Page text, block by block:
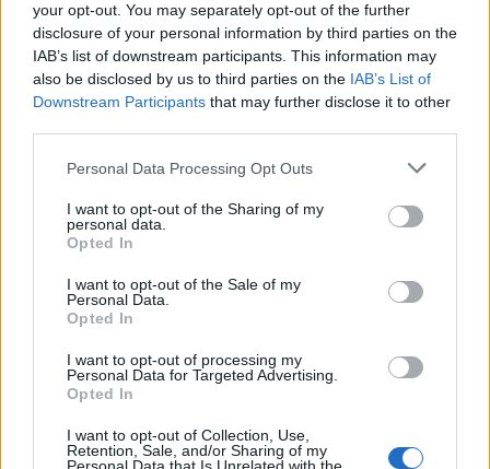
your opt-out. You may separately opt-out of the further
disclosure of your personal information by third parties on the
IAB’s list of downstream participants. This information may
also be disclosed by us to third parties on the IAB’s List of
Downstream Participants that may further disclose it to other
Personal Data Processing Opt Outs
I want to opt-out of the Sharing of my
personal data.
Opted In
I want to opt-out of the Sale of my
Personal Data.
Opted In
I want to opt-out of processing my
Personal Data for Targeted Advertising.
Opted In
I want to opt-out of Collection, Use,
Retention, Sale, and/or Sharing of my
WYŚLIJ
1 2
ZOBACZ INNE DYSKUSJE
Co to może być/2 . (Treść krępująca)
Witam. Przychodzę z takim już ostatnim
pytaniem.. podczas korzystania w toalecie,